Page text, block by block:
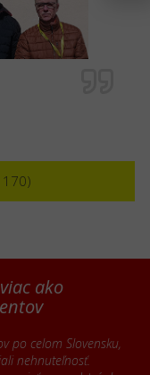
170)
ako
po celom Slovensku,
nehnuteľnosť.